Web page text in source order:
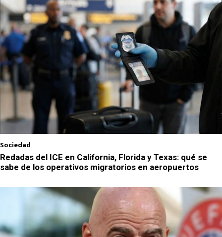
Sociedad
Redadas del ICE en California, Florida y Texas: qué se
sabe de los operativos migratorios en aeropuertos